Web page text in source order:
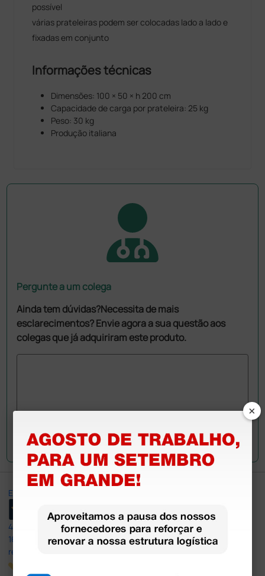
possível
várias prateleiras podem ser colocadas lado a lado e
fixadas em conjunto
Informações técnicas
Dimensões: 100 × 50 × h 200 cm
Capacidade de carga por prateleira: 25 kg
Peso: 30 kg
Produção italiana
Pergunte a um colega
Ainda tem dúvidas?Necessita de mais
esclarecimentos? Envie agora a sua questão aos
colegas que já adquiriram este produto.
Envie a sua questão
Excellent
4,8
165
reviews
×